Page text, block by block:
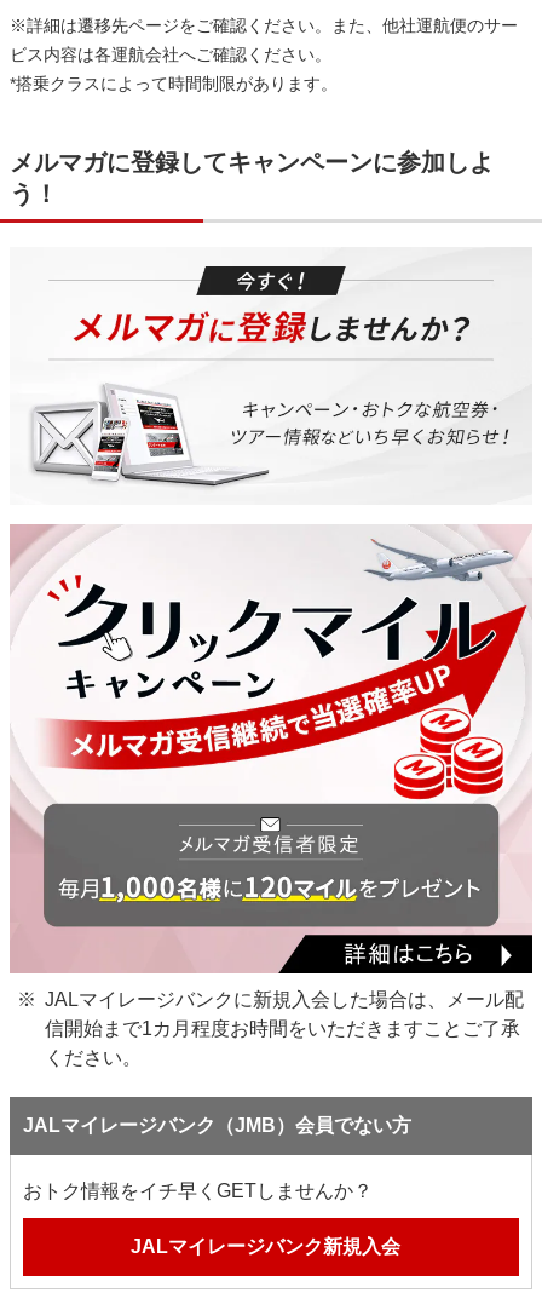
※詳細は遷移先ページをご確認ください。また、他社運航便のサー
ビス内容は各運航会社へご確認ください。
*搭乗クラスによって時間制限があります。
メルマガに登録してキャンペーンに参加しよ
う！
JALマイレージバンクに新規入会した場合は、メール配
信開始まで1カ月程度お時間をいただきますことご了承
ください。
JALマイレージバンク（JMB）会員でない方
おトク情報をイチ早くGETしませんか？
JALマイレージバンク新規入会